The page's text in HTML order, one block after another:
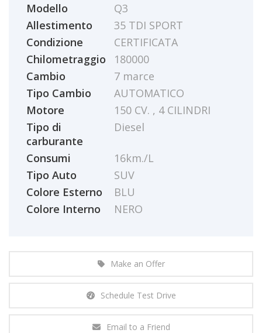
Modello
Q3
Allestimento
35 TDI SPORT
Condizione
CERTIFICATA
Chilometraggio
180000
Cambio
7 marce
Tipo Cambio
AUTOMATICO
Motore
150 CV. , 4 CILINDRI
Tipo di
carburante
Diesel
Consumi
16km./L
Tipo Auto
SUV
Colore Esterno
BLU
Colore Interno
NERO
Make an Offer
Schedule Test Drive
Email to a Friend